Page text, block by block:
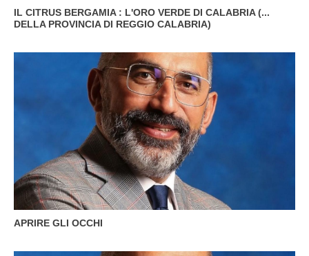
IL CITRUS BERGAMIA : L'ORO VERDE DI CALABRIA (...
DELLA PROVINCIA DI REGGIO CALABRIA)
APRIRE GLI OCCHI